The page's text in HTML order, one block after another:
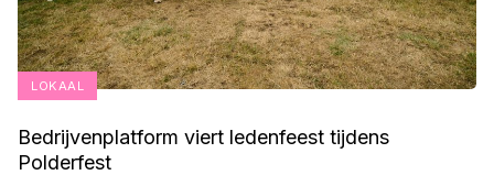
LOKAAL
Bedrijvenplatform viert ledenfeest tijdens
Polderfest